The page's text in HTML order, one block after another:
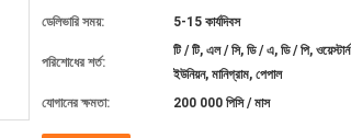
ডেলিভারি সময়:
5-15 কার্যদিবস
পরিশোধের শর্ত:
টি / টি, এল / সি, ডি / এ, ডি / পি, ওয়েস্টার্ন
ইউনিয়ন, মানিগ্রাম, পেপাল
যোগানের ক্ষমতা:
200 000 পিসি / মাস